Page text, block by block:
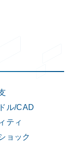
ル/CAD
ティ
ョック